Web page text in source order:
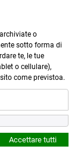
shopping_cart
nexium lucen
o
sotto forma di
te, le tue
o cellulare),
come previstoa.
Accettare tutti